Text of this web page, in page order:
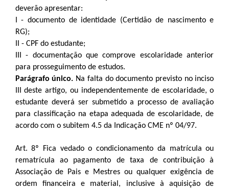
deverão apresentar:
I - documento de identidade (Certidão de nascimento e
RG);
II - CPF do estudante;
III - documentação que comprove escolaridade anterior
para prosseguimento de estudos.
Parágrafo único. Na falta do documento previsto no inciso
III deste artigo, ou independentemente de escolaridade, o
estudante deverá ser submetido a processo de avaliação
para classificação na etapa adequada de escolaridade, de
acordo com o subitem 4.5 da Indicação CME nº 04/97.
Art. 8º Fica vedado o condicionamento da matrícula ou
rematrícula ao pagamento de taxa de contribuição à
Associação de Pais e Mestres ou qualquer exigência de
ordem financeira e material, inclusive à aquisição de